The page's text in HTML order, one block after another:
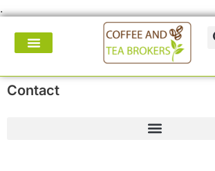
.
Contact